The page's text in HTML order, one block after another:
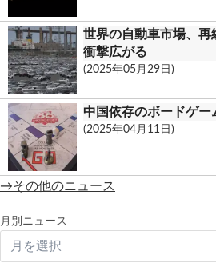
世界の自動車市場、
衝撃広がる
(2025年05月29日)
中国依存のボードゲー
(2025年04月11日)
→その他のニュース
月別ニュース